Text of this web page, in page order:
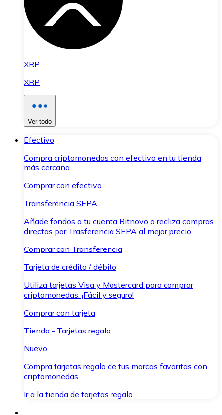
XRP
XRP
Ver todo
Efectivo
Compra criptomonedas con efectivo en tu tienda
más cercana.
Comprar con efectivo
Transferencia SEPA
Añade fondos a tu cuenta Bitnovo o realiza compras
directas por Trasferencia SEPA al mejor precio.
Comprar con Transferencia
Tarjeta de crédito / débito
Utiliza tarjetas Visa y Mastercard para comprar
criptomonedas. ¡Fácil y seguro!
Comprar con tarjeta
Tienda - Tarjetas regalo
Nuevo
Compra tarjetas regalo de tus marcas favoritas con
criptomonedas.
Ir a la tienda de tarjetas regalo